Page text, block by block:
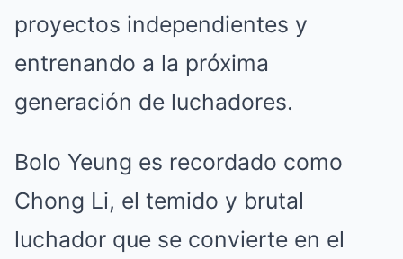
proyectos independientes y
entrenando a la próxima
generación de luchadores.
Bolo Yeung es recordado como
Chong Li, el temido y brutal
luchador que se convierte en el